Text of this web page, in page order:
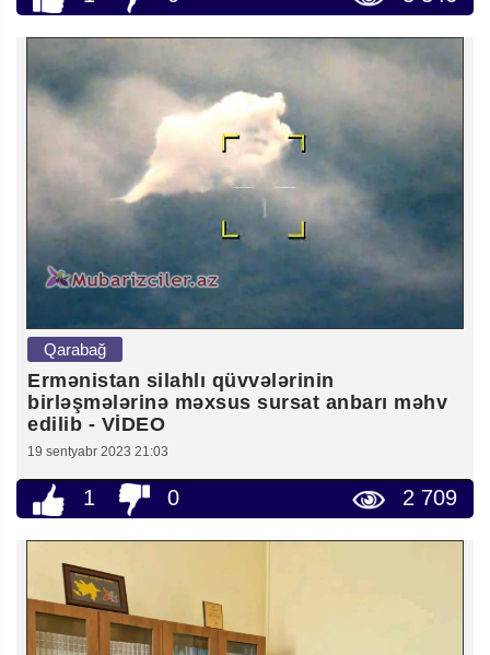
Qarabağ
Ermənistan silahlı qüvvələrinin
birləşmələrinə məxsus sursat anbarı məhv
edilib - VİDEO
19 sentyabr 2023 21:03
1 0 2 709